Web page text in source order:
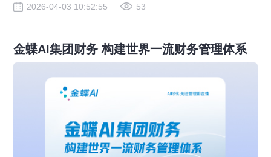
2026-04-03 10:52:55 53
金蝶AI集团财务 构建世界一流财务管理体系